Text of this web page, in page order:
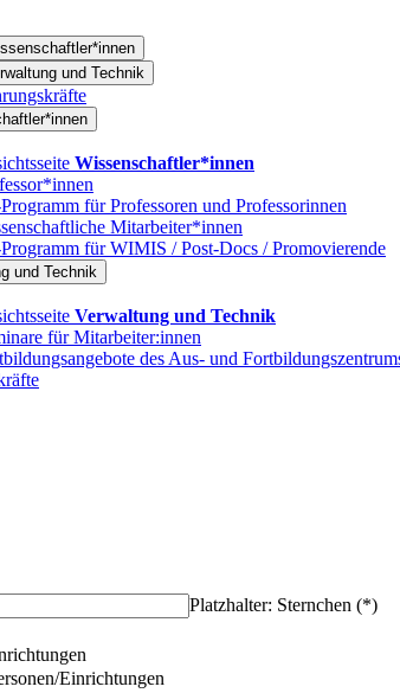
und Technik
Wissenschaftler*innen
für Professoren und Professorinnen
Mitarbeiter*innen
für WIMIS / Post-Docs / Promovierende
und Technik
Verwaltung und Technik
für Mitarbeiter:innen
des Aus- und
Platzhalter: Sternchen (*)
Einrichtungen